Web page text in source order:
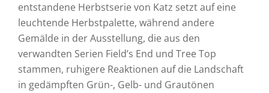
entstandene Herbstserie von Katz setzt auf eine
leuchtende Herbstpalette, während andere
Gemälde in der Ausstellung, die aus den
verwandten Serien Field’s End und Tree Top
stammen, ruhigere Reaktionen auf die Landschaft
in gedämpften Grün-, Gelb- und Grautönen